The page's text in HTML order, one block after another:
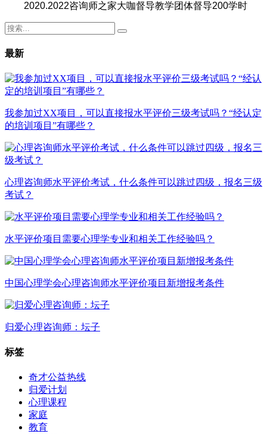
2020.2022咨询师之家大咖督导教学团体督导200学时
最新
我参加过XX项目，可以直接报水平评价三级考试吗？“经认定
的培训项目”有哪些？
心理咨询师水平评价考试，什么条件可以跳过四级，报名三级
考试？
水平评价项目需要心理学专业和相关工作经验吗？
中国心理学会心理咨询师水平评价项目新增报考条件
归爱心理咨询师：坛子
标签
奇才公益热线
归爱计划
心理课程
家庭
教育